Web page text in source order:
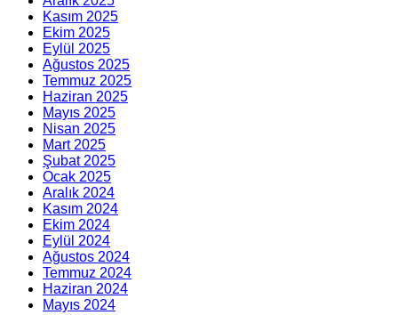
Kasım 2025
Ekim 2025
Eylül 2025
Ağustos 2025
Temmuz 2025
Haziran 2025
Mayıs 2025
Nisan 2025
Mart 2025
Şubat 2025
Ocak 2025
Aralık 2024
Kasım 2024
Ekim 2024
Eylül 2024
Ağustos 2024
Temmuz 2024
Haziran 2024
Mayıs 2024